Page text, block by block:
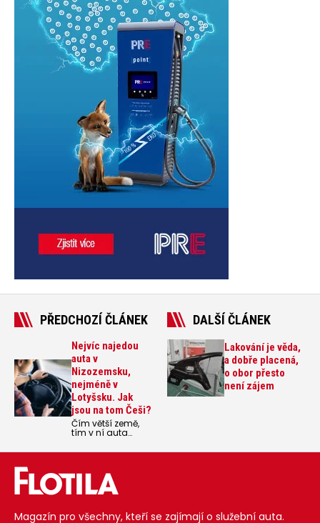
PŘEDCHOZÍ ČLÁNEK
Nejvíc najedou
auta v
Nizozemsku,
nejméně v
Lotyšsku. Jak
jsou na tom Češi?
Čím větší země,
tím v ní auta
průměru víc
úvaha je v praxi
mylná. Nejvíce
totiž aut najezdí v
nejméně v
DALŠÍ ČLÁNEK
Lakování je věda,
a dobře placená,
o obor přesto
není zájem
Magazín pro všechny, kteří se zajímají o služební auta.